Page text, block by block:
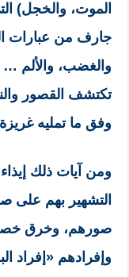
الموت، والخجل)
جارف من عبارات
والغضب، والألم …
تكتشف القصور
وفق ما تمليه
ومن آيات ذلك
التشهير بهم على
صورهم، وخرق
وإفرادهم «إفراد